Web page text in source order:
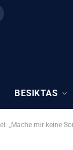
BESIKTAS
„Mache mir keine